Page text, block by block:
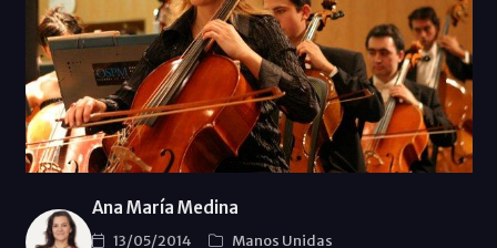
Ana María Medina
13/05/2014
Manos Unidas